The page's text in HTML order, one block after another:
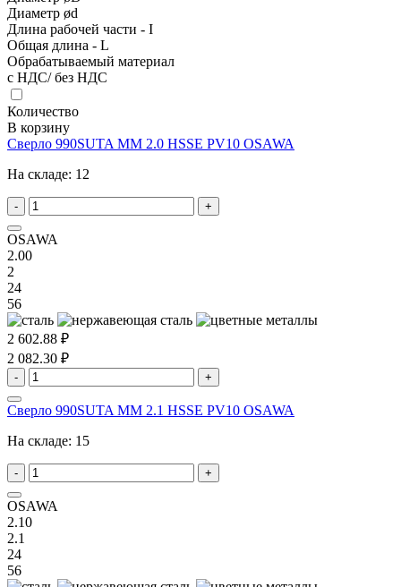
Диаметр ød
Длина рабочей части - I
Общая длина - L
Обрабатываемый материал
с НДС/ без НДС
Количество
В корзину
Сверло 990SUTA MM 2.0 HSSE PV10 OSAWA
На складе: 12
- +
OSAWA
2.00
2
24
56
2 602.88 ₽
2 082.30 ₽
- +
Сверло 990SUTA MM 2.1 HSSE PV10 OSAWA
На складе: 15
- +
OSAWA
2.10
2.1
24
56